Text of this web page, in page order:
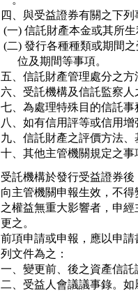
四、與受益證券有關之下列
(一) 信託財產本金或其所
(二) 發行各種種類或期間
      位及期間等事項。
五、信託財產管理處分之
六、受託機構及信託監察
七、為處理特殊目的信託
八、如有信用評等或信用
九、信託財產之評價方法
十、其他主管機關規定之事
受託機構於發行受益證券
向主管機關申報生效，不
之權益無重大影響者，申
更之。
前項申請或申報，應以申
列文件為之：
一、變更前、後之資產信
二、受益人會議議事錄。